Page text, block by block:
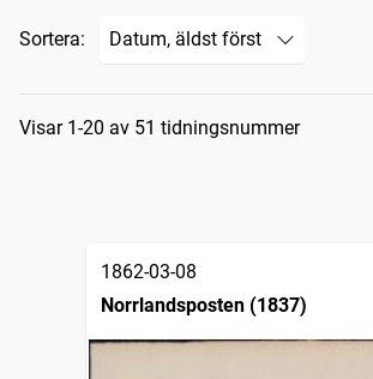
Sortera:
Sökresultat
Visar 1-20 av 51 tidningsnummer
1862-03-08
Norrlandsposten (1837)